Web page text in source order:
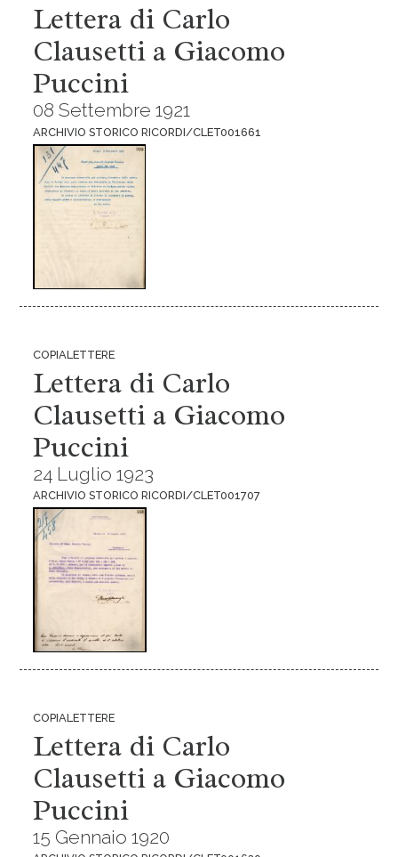
Lettera di Carlo
Clausetti a Giacomo
Puccini
08 Settembre 1921
ARCHIVIO STORICO RICORDI/CLET001661
COPIALETTERE
Lettera di Carlo
Clausetti a Giacomo
Puccini
24 Luglio 1923
ARCHIVIO STORICO RICORDI/CLET001707
COPIALETTERE
Lettera di Carlo
Clausetti a Giacomo
Puccini
15 Gennaio 1920